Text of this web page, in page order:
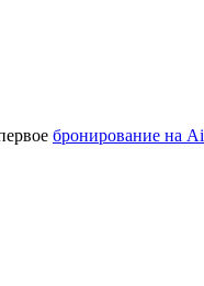
бронирование на